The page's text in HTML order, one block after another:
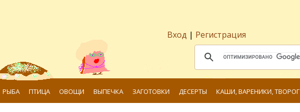
Вход | Регистрация
РЫБА ПТИЦА ОВОЩИ ВЫПЕЧКА ЗАГОТОВКИ ДЕСЕРТЫ КАШИ, ВАРЕНИКИ, ТВОРОГ